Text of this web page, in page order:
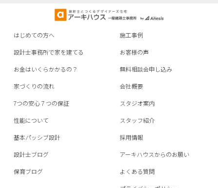
はじめての方へ
設計士事務所で家を建てる
お金はいくらかかるの？
家づくりの流れ
7つの安心７つの保証
性能について
基本パッシブ設計
設計士ブログ
保育ブログ
施工事例
お客様の声
無料相談会申し込み
会社概要
スタジオ案内
スタッフ紹介
採用情報
アーキハウスからのお願い
よくある質問